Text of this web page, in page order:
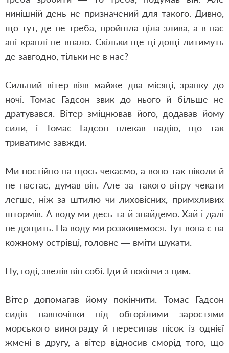
нинішній день не призначений для такого. Дивно,
що тут, де не треба, пройшла ціла злива, а в нас
ані краплі не впало. Скільки ще ці дощі литимуть
де завгодно, тільки не в нас?
Сильний вітер віяв майже два місяці, зранку до
ночі. Томас Гадсон звик до нього й більше не
дратувався. Вітер зміцнював його, додавав йому
сили, і Томас Гадсон плекав надію, що так
триватиме завжди.
Ми постійно на щось чекаємо, а воно так ніколи й
не настає, думав він. Але за такого вітру чекати
легше, ніж за штилю чи лиховісних, примхливих
штормів. А воду ми десь та й знайдемо. Хай і далі
не дощить. На воду ми розживемося. Тут вона є на
кожному острівці, головне — вміти шукати.
Ну, годі, звелів він собі. Іди й покінчи з цим.
Вітер допомагав йому покінчити. Томас Гадсон
сидів навпочіпки під обгорілими заростями
морського винограду й пересипав пісок із однієї
жмені в другу, а вітер відносив сморід того, що